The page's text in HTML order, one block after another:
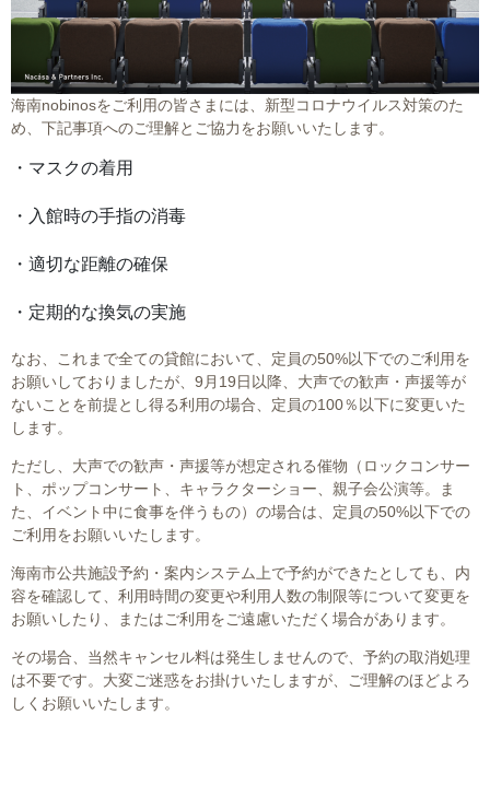
海南nobinosをご利用の皆さまには、新型コロナウイルス対策のた
め、下記事項へのご理解とご協力をお願いいたします。
・マスクの着用
・入館時の手指の消毒
・適切な距離の確保
・定期的な換気の実施
なお、これまで全ての貸館において、定員の50%以下でのご利用を
お願いしておりましたが、9月19日以降、大声での歓声・声援等が
ないことを前提とし得る利用の場合、定員の100％以下に変更いた
します。
ただし、大声での歓声・声援等が想定される催物（ロックコンサー
ト、ポップコンサート、キャラクターショー、親子会公演等。ま
た、イベント中に食事を伴うもの）の場合は、定員の50%以下での
ご利用をお願いいたします。
海南市公共施設予約・案内システム上で予約ができたとしても、内
容を確認して、利用時間の変更や利用人数の制限等について変更を
お願いしたり、またはご利用をご遠慮いただく場合があります。
その場合、当然キャンセル料は発生しませんので、予約の取消処理
は不要です。大変ご迷惑をお掛けいたしますが、ご理解のほどよろ
しくお願いいたします。